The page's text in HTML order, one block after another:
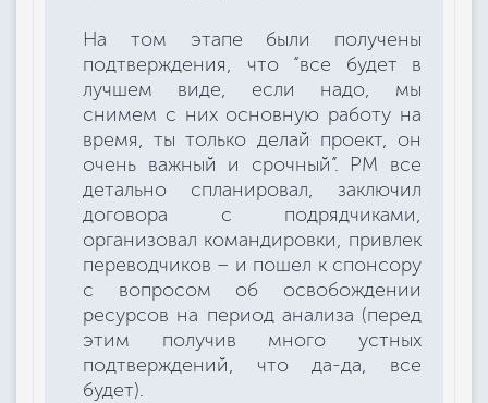
На том этапе были получены
подтверждения, что “все будет в
лучшем виде, если надо, мы
снимем с них основную работу на
время, ты только делай проект, он
очень важный и срочный”. РМ все
детально спланировал, заключил
договора с подрядчиками,
организовал командировки, привлек
переводчиков – и пошел к спонсору
с вопросом об освобождении
ресурсов на период анализа (перед
этим получив много устных
подтверждений, что да-да, все
будет).